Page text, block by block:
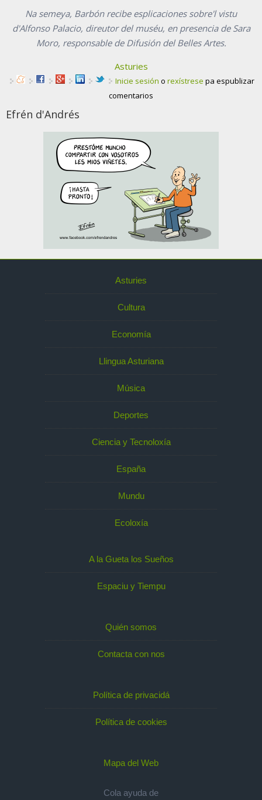
Na semeya, Barbón recibe esplicaciones sobre'l vistu
d'Alfonso Palacio, direutor del muséu, en presencia de Sara
Moro, responsable de Difusión del Belles Artes.
Asturies
Inicie sesión o rexístrese pa espublizar
comentarios
Efrén d'Andrés
Asturies
Cultura
Economía
Llingua Asturiana
Música
Deportes
Ciencia y Tecnoloxía
España
Mundu
Ecoloxía
A la Gueta los Sueños
Espaciu y Tiempu
Quién somos
Contacta con nos
Política de privacidá
Política de cookies
Mapa del Web
Cola ayuda de